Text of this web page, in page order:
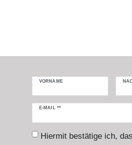
VORNAME
E-MAIL **
Newsletter
Hiermit bestätige ich,